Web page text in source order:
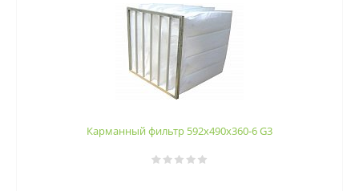
Карманный фильтр 592х490х360-6 G3